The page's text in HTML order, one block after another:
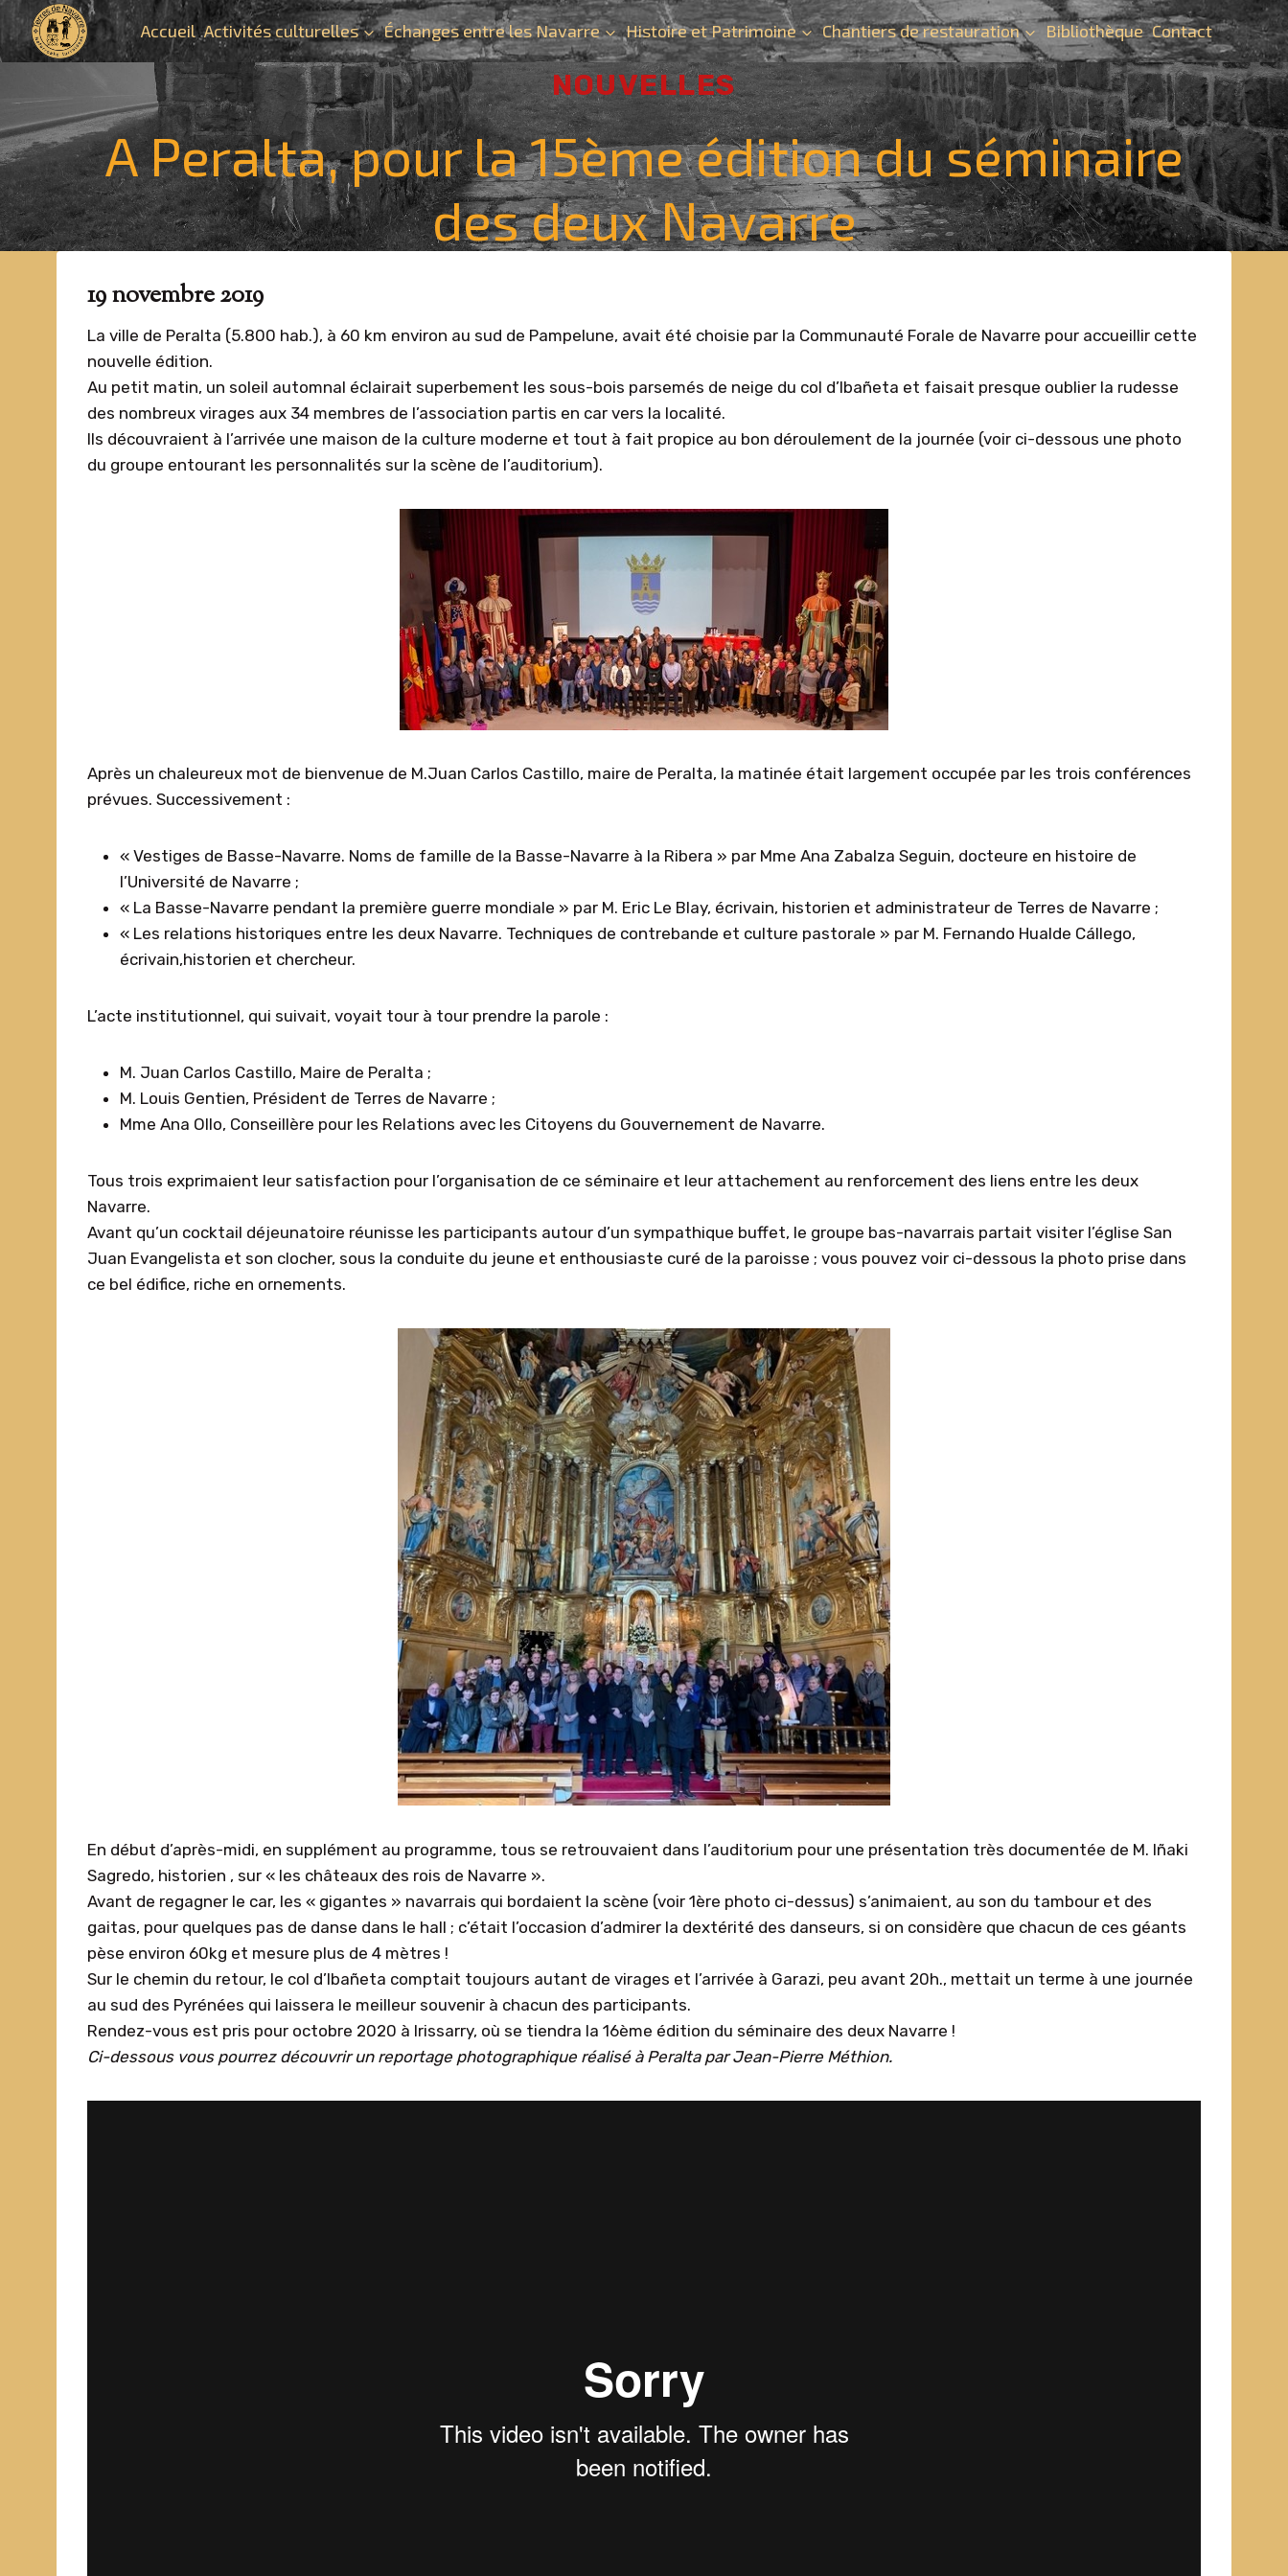
Aller
au
contenu
Accueil Activités culturelles Échanges entre les Navarre Histoire et Patrimoine Chantiers de restauration Bibliothèque Contact
NOUVELLES
A Peralta, pour la 15ème édition du séminaire
des deux Navarre
19 novembre 2019
La ville de Peralta (5.800 hab.), à 60 km environ au sud de Pampelune, avait été choisie par la Communauté Forale de Navarre pour accueillir cette
nouvelle édition.
Au petit matin, un soleil automnal éclairait superbement les sous-bois parsemés de neige du col d’Ibañeta et faisait presque oublier la rudesse
des nombreux virages aux 34 membres de l’association partis en car vers la localité.
Ils découvraient à l’arrivée une maison de la culture moderne et tout à fait propice au bon déroulement de la journée (voir ci-dessous une photo
du groupe entourant les personnalités sur la scène de l’auditorium).
Après un chaleureux mot de bienvenue de M.Juan Carlos Castillo, maire de Peralta, la matinée était largement occupée par les trois conférences
prévues. Successivement :
« Vestiges de Basse-Navarre. Noms de famille de la Basse-Navarre à la Ribera » par Mme Ana Zabalza Seguin, docteure en histoire de
l’Université de Navarre ;
« La Basse-Navarre pendant la première guerre mondiale » par M. Eric Le Blay, écrivain, historien et administrateur de Terres de Navarre ;
« Les relations historiques entre les deux Navarre. Techniques de contrebande et culture pastorale » par M. Fernando Hualde Cállego,
écrivain,historien et chercheur.
L’acte institutionnel, qui suivait, voyait tour à tour prendre la parole :
M. Juan Carlos Castillo, Maire de Peralta ;
M. Louis Gentien, Président de Terres de Navarre ;
Mme Ana Ollo, Conseillère pour les Relations avec les Citoyens du Gouvernement de Navarre.
Tous trois exprimaient leur satisfaction pour l’organisation de ce séminaire et leur attachement au renforcement des liens entre les deux
Navarre.
Avant qu’un cocktail déjeunatoire réunisse les participants autour d’un sympathique buffet, le groupe bas-navarrais partait visiter l’église San
Juan Evangelista et son clocher, sous la conduite du jeune et enthousiaste curé de la paroisse ; vous pouvez voir ci-dessous la photo prise dans
ce bel édifice, riche en ornements.
En début d’après-midi, en supplément au programme, tous se retrouvaient dans l’auditorium pour une présentation très documentée de M. Iñaki
Sagredo, historien , sur « les châteaux des rois de Navarre ».
Avant de regagner le car, les « gigantes » navarrais qui bordaient la scène (voir 1ère photo ci-dessus) s’animaient, au son du tambour et des
gaitas, pour quelques pas de danse dans le hall ; c’était l’occasion d’admirer la dextérité des danseurs, si on considère que chacun de ces géants
pèse environ 60kg et mesure plus de 4 mètres !
Sur le chemin du retour, le col d’Ibañeta comptait toujours autant de virages et l’arrivée à Garazi, peu avant 20h., mettait un terme à une journée
au sud des Pyrénées qui laissera le meilleur souvenir à chacun des participants.
Rendez-vous est pris pour octobre 2020 à Irissarry, où se tiendra la 16ème édition du séminaire des deux Navarre !
Ci-dessous vous pourrez découvrir un reportage photographique réalisé à Peralta par Jean-Pierre Méthion.